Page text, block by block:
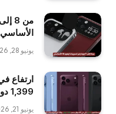
الأساسي
يونيو 28, 2026
1,399 دولار.. وتِلك أبرز المواصفات المتوقعة
يونيو 21, 2026